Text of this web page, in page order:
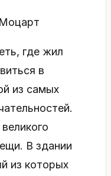
где жил
в
из самых
В здании
из которых